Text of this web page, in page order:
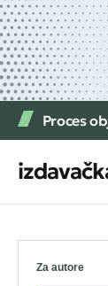
Proces
Za autore